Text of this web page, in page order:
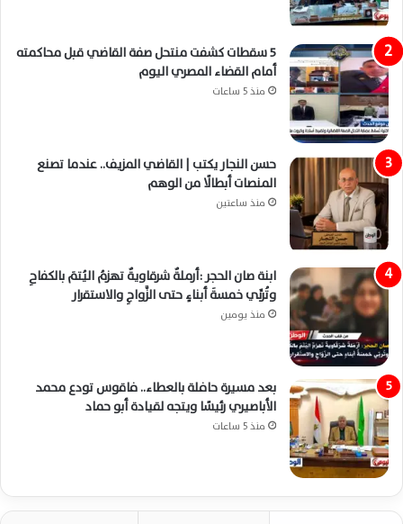
5 سقطات كشفت منتحل صفة القاضي قبل محاكمته
أمام القضاء المصري اليوم
منذ 5 ساعات
حسن النجار يكتب | القاضي المزيف.. عندما تصنع
المنصات أبطالًا من الوهم
منذ ساعتين
ابنة صان الحجر :أرملةٌ شرقاويةٌ تهزمُ اليُتمَ بالكفاحِ
وتُربِّي خمسةَ أبناءٍ حتى الزَّواجِ والاستقرار
منذ يومين
بعد مسيرة حافلة بالعطاء.. فاقوس تودع محمد
الأباصيري رئيسًا ويتجه لقيادة أبو حماد
منذ 5 ساعات